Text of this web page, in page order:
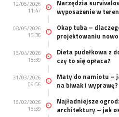
12/05/2026
11:47
Narzędzia
wyposażenie w
08/05/2026
15:36
Okap tuba –
projektowaniu
13/04/2026
15:39
Dieta pudełkowa z
czy to się opłaca?
31/03/2026
09:56
Maty do namiotu –
na biwak i wyprawę?
16/02/2026
15:39
Najładniejsze
architektury – jak